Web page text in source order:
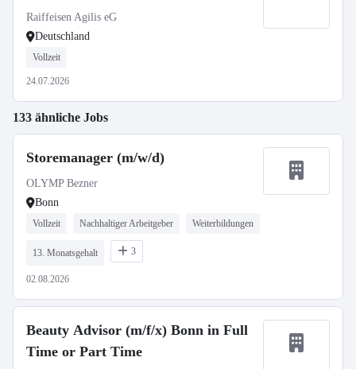
Raiffeisen Agilis eG
Deutschland
Vollzeit
24.07.2026
133 ähnliche Jobs
Storemanager (m/w/d)
OLYMP Bezner
Bonn
Vollzeit Nachhaltiger Arbeitgeber Weiterbildungen
13. Monatsgehalt 3
02.08.2026
Beauty Advisor (m/f/x) Bonn in Full
Time or Part Time